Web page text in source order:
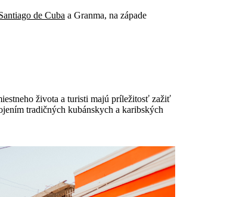
de Cuba a Granma, na západe
života a turisti majú príležitosť zažiť
tradičných kubánskych a karibských